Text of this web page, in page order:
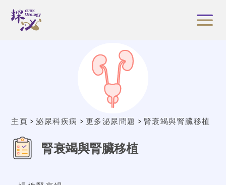
主頁 泌尿科疾病 更多泌尿問題 腎衰竭與腎臟移植
腎衰竭與腎臟移植